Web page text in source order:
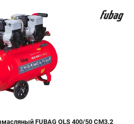
FUBAG OLS 400/50 CM3.2